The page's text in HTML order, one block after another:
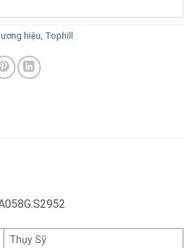
hiệu, Tophill
Thụy Sỹ